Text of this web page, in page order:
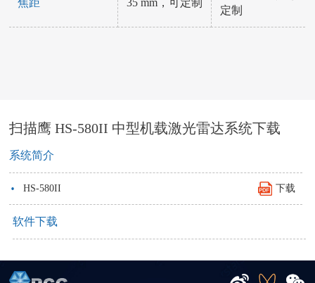
定制
扫描鹰 HS-580II 中型机载激光雷达系统下载
系统简介
· HS-580II 下载
软件下载